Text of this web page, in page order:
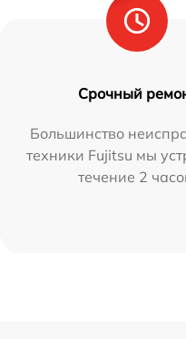
Срочный
Большинство
техники Fujitsu мы
течение 2